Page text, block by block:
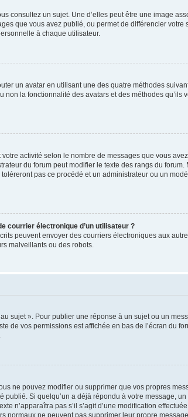
consultez un sujet. Une d’elles peut être une image
que vous avez publié, ou permet de différencier votre
à chaque utilisateur.
un avatar en utilisant une des quatre méthodes
non la fonctionnalité des avatars et des méthodes
activité selon le nombre de messages que vous
du forum peut modifier le texte des rangs du
pas ce procédé et un administrateur ou un
courrier électronique d’un utilisateur ?
peuvent envoyer des courriers électroniques aux
malveillants ou des robots.
sujet ». Pour publier une réponse à un sujet ou un
de vos permissions est affichée en bas de l’écran du
ne pouvez modifier ou supprimer que vos propres
Si quelqu’un a déjà répondu à votre message,
n’apparaîtra pas s’il s’agit d’une modification
ne peuvent pas supprimer leur propre